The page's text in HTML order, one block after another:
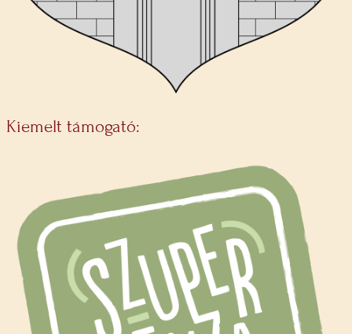
Kiemelt támogató: